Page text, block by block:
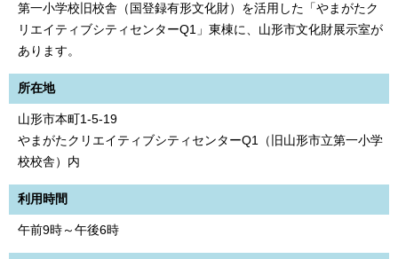
第一小学校旧校舎（国登録有形文化財）を活用した「やまがたク
リエイティブシティセンターQ1」東棟に、山形市文化財展示室が
あります。
所在地
山形市本町1-5-19
やまがたクリエイティブシティセンターQ1（旧山形市立第一小学
校校舎）内
利用時間
午前9時～午後6時